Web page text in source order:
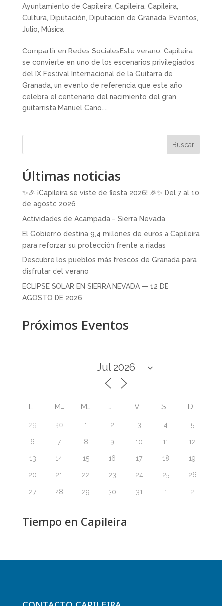
Ayuntamiento de Capileira, Capileira, Capileira,
Cultura, Diputación, Diputacion de Granada, Eventos,
Julio, Música
Compartir en Redes SocialesEste verano, Capileira
se convierte en uno de los escenarios privilegiados
del IX Festival Internacional de la Guitarra de
Granada, un evento de referencia que este año
celebra el centenario del nacimiento del gran
guitarrista Manuel Cano....
Buscar
Últimas noticias
✨🎉 ¡Capileira se viste de fiesta 2026! 🎉✨ Del 7 al 10
de agosto 2026
Actividades de Acampada – Sierra Nevada
El Gobierno destina 9,4 millones de euros a Capileira
para reforzar su protección frente a riadas
Descubre los pueblos más frescos de Granada para
disfrutar del verano
ECLIPSE SOLAR EN SIERRA NEVADA — 12 DE
AGOSTO DE 2026
Próximos Eventos
L M M J V S D
29 30 1 2 3 4 5
6 7 8 9 10 11 12
13 14 15 16 17 18 19
20 21 22 23 24 25 26
27 28 29 30 31 1 2
Tiempo en Capileira